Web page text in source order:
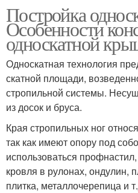
Постройка
Особенности
односкатной
Односкатная технология
скатной площади,
стропильной системы.
из досок и бруса.
Края стропильных ног
так как имеют опору под
использоваться
кровля в рулонах, ондулин,
плитка, металлочерепица и